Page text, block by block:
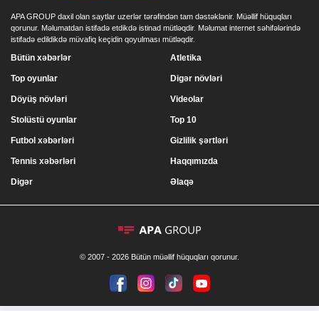
APA GROUP daxil olan saytlar uzerlər tərəfindən tam dəstəklənir. Müəllif hüquqları
qorunur. Məlumatdan istifadə etdikdə istinad mütləqdir. Məlumat internet səhifələrində
istifadə edildikdə müvafiq keçidin qoyulması mütləqdir.
Bütün xəbərlər
Top oyunlar
Döyüş növləri
Stolüstü oyunlar
Atletika
Digər növləri
Videolar
Top 10
Futbol xəbərləri
Tennis xəbərləri
Digər
Gizlilik şərtləri
Haqqımızda
Əlaqə
© 2007 - 2026 Bütün müəllif hüquqları qorunur.